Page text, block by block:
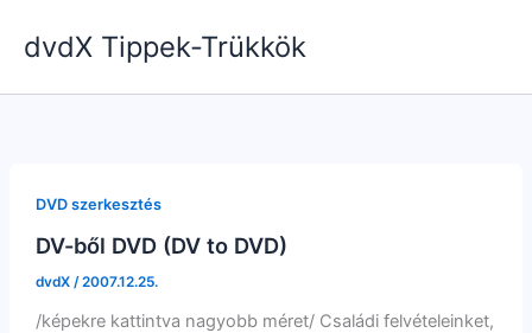
dvdX Tippek-Trükkök
DVD szerkesztés
DV-ből DVD (DV to DVD)
dvdX /2007.12.25.
/képekre kattintva nagyobb méret/ Családi felvételeinket,